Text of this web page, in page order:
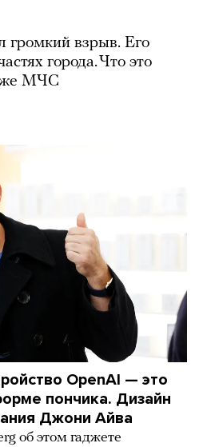
громкий взрыв. Его
города. Что это
МЧС
OpenAI — это
пончика. Дизайн
Джони Айва
об этом гаджете